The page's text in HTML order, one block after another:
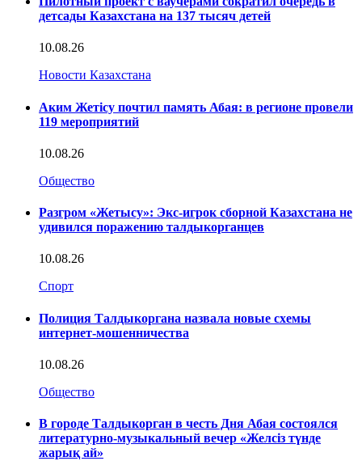
детсады Казахстана на 137 тысяч детей
10.08.26
Новости Казахстана
Аким Жетісу почтил память Абая: в регионе провели
119 мероприятий
10.08.26
Общество
Разгром «Жетысу»: Экс-игрок сборной Казахстана не
удивился поражению талдыкорганцев
10.08.26
Спорт
Полиция Талдыкоргана назвала новые схемы
интернет-мошенничества
10.08.26
Общество
В городе Талдыкорган в честь Дня Абая состоялся
литературно-музыкальный вечер «Желсіз түнде
жарық ай»